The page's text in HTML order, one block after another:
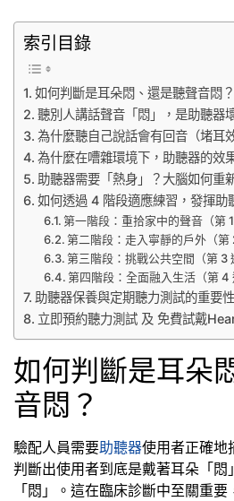
索引目錄
如何判斷是耳朵悶、還是聽聲音悶？
聽別人講話聲音「悶」，是助聽器
為什麼聽自己說話會有回音（堵耳
為什麼在嘈雜環境下，助聽器的效
助聽器需要「熱身」？大腦如何重
如何透過 4 階段適應練習，發揮助
第一階段：重拾家中的聲音（第 1
第二階段：走入寧靜的戶外（第
第三階段：挑戰公共空間（第 3
第四階段：全面融入生活（第 4
助聽器保養與定期聽力測試的重要
立即預約聽力測試 及 免費試戴
如何判斷是耳朵
音悶？
驗配人員需要助聽器使用者正確地
判斷出使用者到底是戴著耳朵「悶
「悶」。這在臨床診斷中至關重